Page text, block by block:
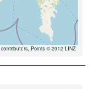
contributors, Points © 2012 LINZ